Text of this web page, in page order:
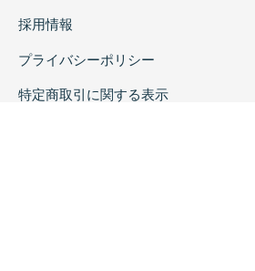
採用情報
プライバシーポリシー
特定商取引に関する表示